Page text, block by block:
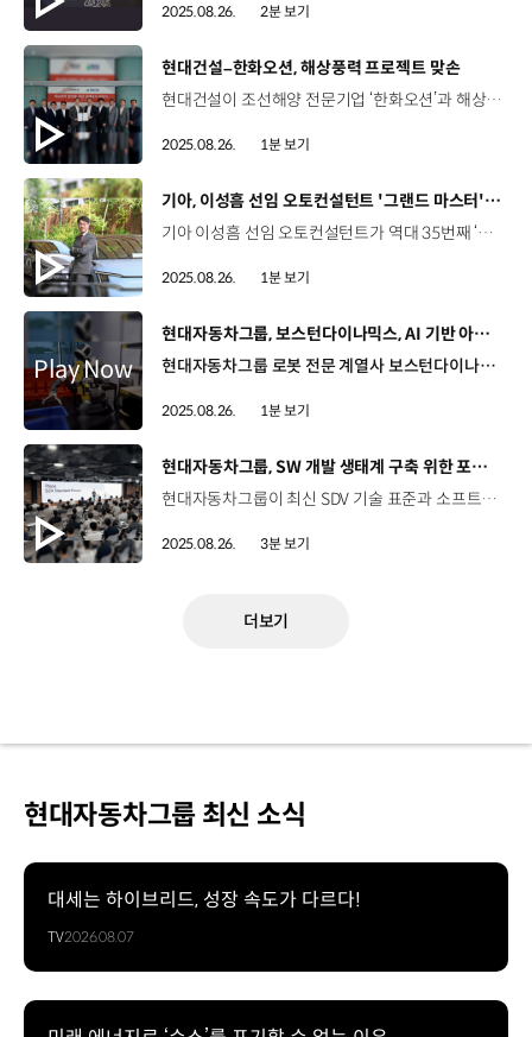
2025.08.26. 2분 보기
[동영상]
현대건설–한화오션, 해상풍력 프로젝트 맞손
현대건설이 조선해양 전문기업 ‘한화오션’과 해상풍력사업 전반에 걸친 포괄적 협력을 진행합니다. 지난 19일, 서울 장교동 한화빌딩에서 열린 체결식에는 현대건설 이한우 대표이사, 한화오션 김희철 대표이사 등 주요 관계자들이 참석했는데요. 양사는 해상풍력 시장 확대는 물론 지역 경제 활성화, 일자리 창출까지 다양한 분야에서 협력하며, 대한민국 해양 청정에너지 프로젝트에서 시너지를 낼 것으로 기대됩니다. 현대건설은 지금까지 축적한 국내 최초·최대·유일의 해상풍력 실적을 기반으로 차세대 에너지 분야의 시장 다각화에 본격적으로 나설 예정입니다.
2025.08.26. 1분 보기
[동영상]
기아, 이성흠 선임 오토컨설턴트 '그랜드 마스터' 등극
기아 이성흠 선임 오토컨설턴트가 역대 35번째 ‘그랜드 마스터(Grand Master)’의 영예를 안았습니다. 그랜드 마스터는 누계 판매 4천대를 달성한 우수 오토컨설턴트에게만 주어지는 칭호인데요. 이성흠 선임 오토컨설턴트는 1996년 기아에 입사해 연평균 134대, 누계 4,011대를 판매했습니다. 이성흠 선임 오토컨설턴트 / 기아 동부지역본부 성수지점 1년에 한 두 번 정도는 가망고객이나 기존에 출고했던 고객분들을 잊지 않고 직접 찾아가려고 노력을 상당히 많이 했습니다. 그 꾸준함이 고객분들한테 전달되지 않았나 싶습니다. 초심 잃지 않고 영업을 하도록 하겠습니다. 기아는 ‘장기판매 명예 포상 제도’, ‘기아 스타 어워즈(KIA Star Awards)’ 등 오토컨설턴트의 자긍심 고취와 동기 부여를 위한 다양한 포상 제도를 운영하고 있습니다.
2025.08.26. 1분 보기
[동영상]
현대자동차그룹, 보스턴다이나믹스, AI 기반 아틀라스 작업 영상 공개
현대자동차그룹 로봇 전문 계열사 보스턴다이나믹스가 현지 시각으로 지난 20일, 휴머노이드 로봇 ‘아틀라스(ATLAS)’의 새 작업 영상을 공개했습니다. 공개된 영상 속에서 아틀라스는 도요타리서치연구소(TRI)와 공동 개발한 ‘거대행동모델’을 적용해, 연구원이 작업을 방해해도, 스스로 상황을 판단해 문제를 해결하고 적재 작업을 정확히 해내는 모습을 보여줬는데요. 작업장에서 빈번히 발생할 수 있는 다양한 문제 상황을 로봇 스스로 해결 가능하다는 전망을 제시했습니다. 보스턴다이나믹스는 앞으로도, 전신을 이용하는 휴머노이드 로봇과 거대행동모델을 유기적으로 결합하는 연구를 지속해 일상과 업무 현장을 바꿔나갈 계획입니다.
2025.08.26. 1분 보기
[동영상]
현대자동차그룹, SW 개발 생태계 구축 위한 포럼 개최
현대자동차그룹이 최신 SDV 기술 표준과 소프트웨어 개발 체계를 공유하는 ‘Pleos SDV 스탠다드 포럼’을 개최했습니다. 지난 20일, 경기도 판교 소프트웨어드림센터 사옥에서 열린 이번 포럼은, 현대자동차그룹이 본격적인 SDV 양산을 준비하는 과정에서 기존 하드웨어 중심의 공급망 구조를 혁신하고, 소프트웨어 중심의 유연한 협력 체계로 전환하기 위해 마련됐는데요. 현대모비스, 현대케피코, 보쉬 등 총 58개사의 글로벌 주요 제어기 협력사가 참석했습니다. 송창현 사장 / 현대자동차·기아 AVP본부시장이 점점 더 스마트해지고 AI 기반의 사용자 경험과 그리고 자율주행 기능들이 필수적으로 요구가 되고 있습니다. 지속적으로 사용자 경험을 개선을 해야 되고 경쟁사보다 더 빠르게 그리고 더 정교하게 제품을 발전시켜 나가야 됩니다. 현대자동차그룹은 이날, SDV 전환에 필요한 차세대 전기·전자 아키텍처, 차량용 OS, 외부 디바이스 표준화 구조 등 최신 SDV 기술 표준을 소개했습니다. 또한, 사양 정의부터 검증·관리까지 전 과정을 아우르는 통합 소프트웨어 개발 체계를 공개하고, 협력사들이 새로운 개발 체계를 자사 개발 환경에 적용할 수 있도록 구체적인 가이드도 제시했습니다. 송창현 사장 / 현대자동차·기아 AVP본부소프트웨어 중심 개발의 전환은 단순한 기술의 변화를 이야기해 드리고 싶은 게 아니었고 생존 전략입니다. 시장의 변화에 맞춰서 변화해야 된다는 게 내부에서 진행되고 있는 부분이고요. 저희가 꼭 이루어 내야만 하는 절실한 변화입니다. 현대자동차그룹은 이번 포럼을 통해, 협력사들이 SDV 시대에 발맞춘 새로운 사업 기회를 발굴할 수 있도록 지원하고, 지속적으로 기술 로드맵을 공유하는 등 긴밀한 협력을 이어갈 계획입니다.
2025.08.26. 3분 보기
더보기
현대자동차그룹 최신 소식
대세는 하이브리드, 성장 속도가 다르다!
TV2026.08.07